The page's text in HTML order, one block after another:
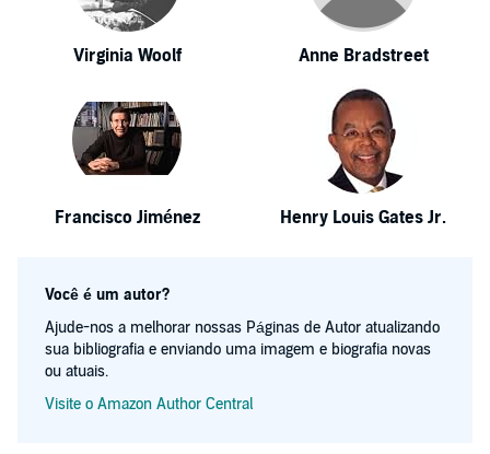
Virginia Woolf Anne Bradstreet
Francisco Jiménez Henry Louis Gates Jr.
Você é um autor?
Ajude-nos a melhorar nossas Páginas de Autor atualizando
sua bibliografia e enviando uma imagem e biografia novas
ou atuais.
Visite o Amazon Author Central